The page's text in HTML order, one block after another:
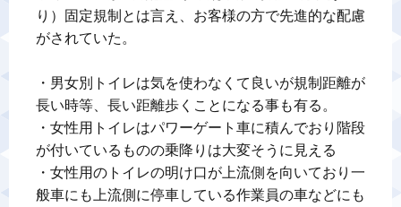
り）固定規制とは言え、お客様の方で先進的な配慮
がされていた。
・男女別トイレは気を使わなくて良いが規制距離が
長い時等、長い距離歩くことになる事も有る。
・女性用トイレはパワーゲート車に積んでおり階段
が付いているものの乗降りは大変そうに見える
・女性用のトイレの明け口が上流側を向いており一
般車にも上流側に停車している作業員の車などにも